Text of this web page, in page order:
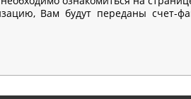
Вам будут переданы счет-